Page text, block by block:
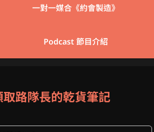
一對一媒合《約會製造》
Podcast 節目介紹
取路隊長的乾貨筆記